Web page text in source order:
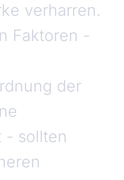
verharren.
Faktoren -
der
- sollten